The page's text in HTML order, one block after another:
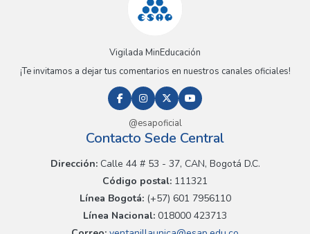
Vigilada MinEducación
¡Te invitamos a dejar tus comentarios en nuestros canales oficiales!
@esapoficial
Contacto Sede Central
Dirección:Calle 44 # 53 - 37, CAN, Bogotá D.C.
Código postal: 111321
Línea Bogotá:(+57) 601 7956110
Línea Nacional: 018000 423713